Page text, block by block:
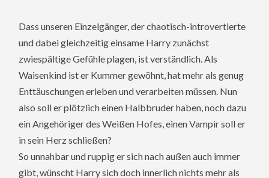
Dass unseren Einzelgänger, der chaotisch-introvertierte
und dabei gleichzeitig einsame Harry zunächst
zwiespältige Gefühle plagen, ist verständlich. Als
Waisenkind ist er Kummer gewöhnt, hat mehr als genug
Enttäuschungen erleben und verarbeiten müssen. Nun
also soll er plötzlich einen Halbbruder haben, noch dazu
ein Angehöriger des Weißen Hofes, einen Vampir soll er
in sein Herz schließen?
So unnahbar und ruppig er sich nach außen auch immer
gibt, wünscht Harry sich doch innerlich nichts mehr als